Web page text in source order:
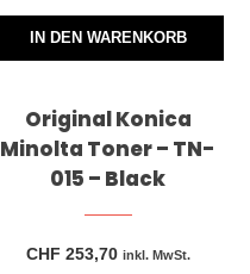
IN DEN WARENKORB
Original Konica
Minolta Toner – TN-
015 – Black
CHF 253,70 inkl. MwSt.